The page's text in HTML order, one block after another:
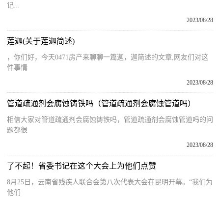
记...
2023/08/28
莲迦(关于莲迦简述)
，你们好，今天0471房产来聊聊一篇迦，迦简述的文章,网友们对这
件事情
2023/08/28
管道疏通剂会腐蚀铸铁吗（管道疏通剂会腐蚀管道吗）
相信大家对管道疏通剂会腐蚀铸铁吗，管道疏通剂会腐蚀管道吗的问
题都很
2023/08/28
了不起！省委书记在这个大会上为他们点赞
8月25日，云南省残疾人联合会第八次代表大会在昆明开幕。“我们为
他们